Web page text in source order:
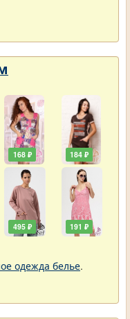
168 ₽
495 ₽
184 ₽
191 ₽
одежда белье.